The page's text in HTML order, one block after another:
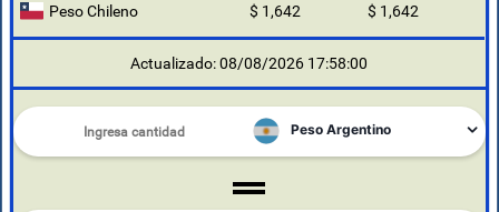
Peso Chileno $ 1,642 $ 1,642
Actualizado: 08/08/2026 17:58:00